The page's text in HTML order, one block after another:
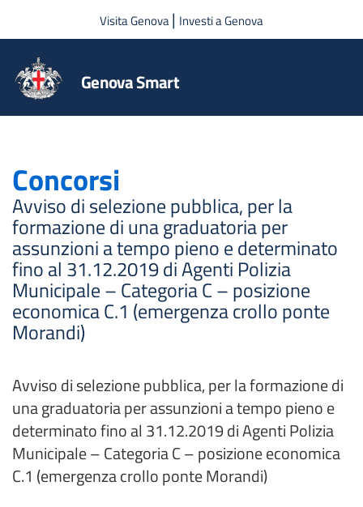
Salta al contenuto principale
Visita Genova| Investi a Genova
Genova Smart
Concorsi
Avviso di selezione pubblica, per la
formazione di una graduatoria per
assunzioni a tempo pieno e determinato
fino al 31.12.2019 di Agenti Polizia
Municipale – Categoria C – posizione
economica C.1 (emergenza crollo ponte
Morandi)
Avviso di selezione pubblica, per la formazione di
una graduatoria per assunzioni a tempo pieno e
determinato fino al 31.12.2019 di Agenti Polizia
Municipale – Categoria C – posizione economica
C.1 (emergenza crollo ponte Morandi)